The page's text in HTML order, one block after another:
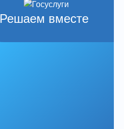
Решаем вместе